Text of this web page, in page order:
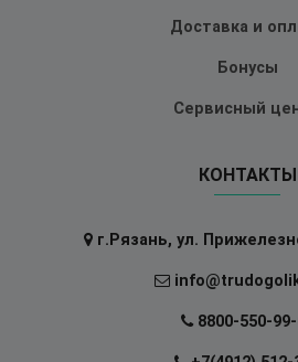
Доставка и
Бонусы
Сервисный
КОНТАКТЫ
г.Рязань, ул.
8800-550-